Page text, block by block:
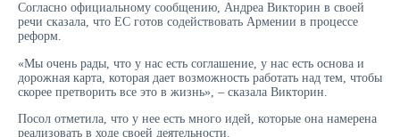
Согласно официальному сообщению, Андреа Викторин в своей
речи сказала, что ЕС готов содействовать Армении в процессе
реформ.
«Мы очень рады, что у нас есть соглашение, у нас есть основа и
дорожная карта, которая дает возможность работать над тем, чтобы
скорее претворить все это в жизнь», – сказала Викторин.
Посол отметила, что у нее есть много идей, которые она намерена
реализовать в ходе своей деятельности.